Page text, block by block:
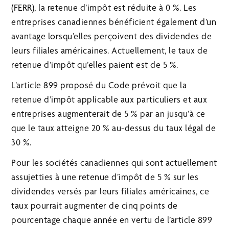
(FERR), la retenue d’impôt est réduite à 0 %. Les
entreprises canadiennes bénéficient également d’un
avantage lorsqu’elles perçoivent des dividendes de
leurs filiales américaines. Actuellement, le taux de
retenue d’impôt qu’elles paient est de 5 %.
L’article 899 proposé du Code prévoit que la
retenue d’impôt applicable aux particuliers et aux
entreprises augmenterait de 5 % par an jusqu’à ce
que le taux atteigne 20 % au-dessus du taux légal de
30 %.
Pour les sociétés canadiennes qui sont actuellement
assujetties à une retenue d’impôt de 5 % sur les
dividendes versés par leurs filiales américaines, ce
taux pourrait augmenter de cinq points de
pourcentage chaque année en vertu de l’article 899